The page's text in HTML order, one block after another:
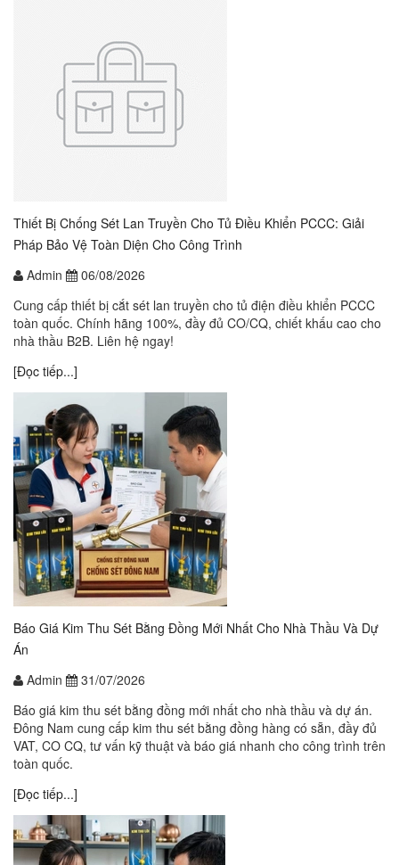
Thiết Bị Chống Sét Lan Truyền Cho Tủ Điều Khiển PCCC: Giải
Pháp Bảo Vệ Toàn Diện Cho Công Trình
Admin
06/08/2026
Cung cấp thiết bị cắt sét lan truyền cho tủ điện điều khiển PCCC
toàn quốc. Chính hãng 100%, đầy đủ CO/CQ, chiết khấu cao cho
nhà thầu B2B. Liên hệ ngay!
[Đọc tiếp...]
Báo Giá Kim Thu Sét Bằng Đồng Mới Nhất Cho Nhà Thầu Và Dự
Án
Admin
31/07/2026
Báo giá kim thu sét bằng đồng mới nhất cho nhà thầu và dự án.
Đông Nam cung cấp kim thu sét bằng đồng hàng có sẵn, đầy đủ
VAT, CO CQ, tư vấn kỹ thuật và báo giá nhanh cho công trình trên
toàn quốc.
[Đọc tiếp...]